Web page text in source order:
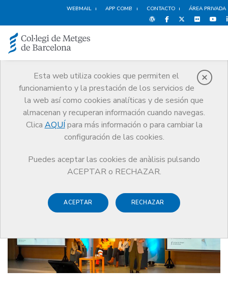
WEBMAIL APP COMB CONTACTO ÁREA PRIVADA
Esta web utiliza cookies que permiten el
funcionamiento y la prestación de los servicios de
la web así como cookies analíticas y de sesión que
almacenan y recuperan información cuando navegas.
Clica AQUÍ para más información o para cambiar la
configuración de las cookies.
Puedes aceptar las cookies de anàlisis pulsando
ACEPTAR o RECHAZAR.
ACEPTAR RECHAZAR
Noticias
Comunicación
Noticias
La Jornada sanitaria del Mundo Rural de Berga llega a la décima
edición. Video disponible